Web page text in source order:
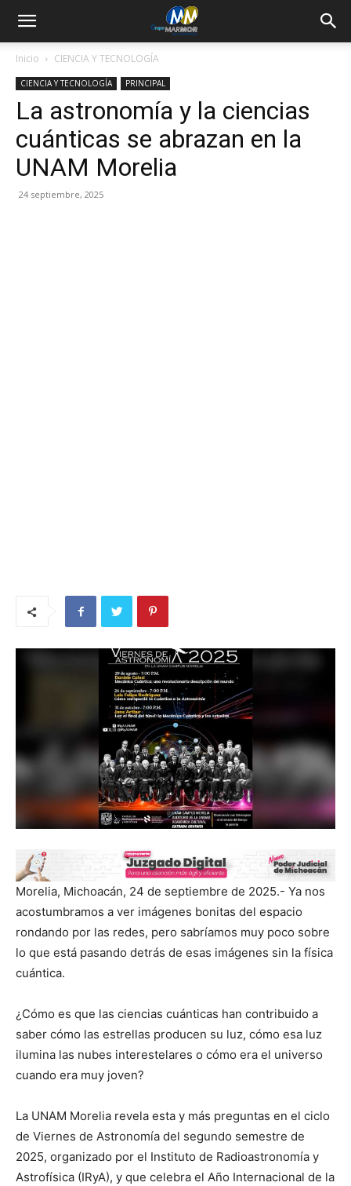
Inicio CIENCIA Y TECNOLOGÍA
CIENCIA Y TECNOLOGÍA PRINCIPAL
La astronomía y la ciencias
cuánticas se abrazan en la
UNAM Morelia
24 septiembre, 2025
Morelia, Michoacán, 24 de septiembre de 2025.- Ya nos
acostumbramos a ver imágenes bonitas del espacio
rondando por las redes, pero sabríamos muy poco sobre
lo que está pasando detrás de esas imágenes sin la física
cuántica.
¿Cómo es que las ciencias cuánticas han contribuido a
saber cómo las estrellas producen su luz, cómo esa luz
ilumina las nubes interestelares o cómo era el universo
cuando era muy joven?
La UNAM Morelia revela esta y más preguntas en el ciclo
de Viernes de Astronomía del segundo semestre de
2025, organizado por el Instituto de Radioastronomía y
Astrofísica (IRyA), y que celebra el Año Internacional de la